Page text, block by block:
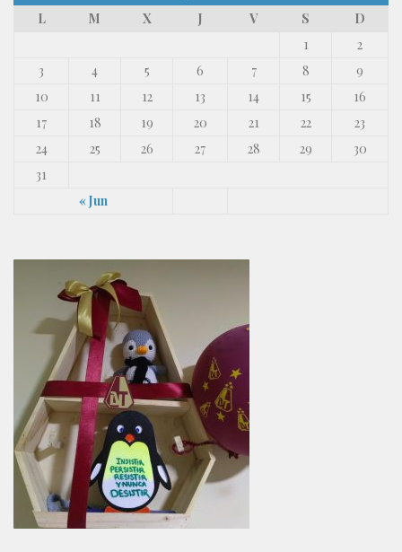
L
M X J V S D
« Jun
1
2
3
4 5 6 7 8
9
10
11 12 13 14 15
16
17
18 19 20 21 22
23
24
25 26 27 28 29
30
31